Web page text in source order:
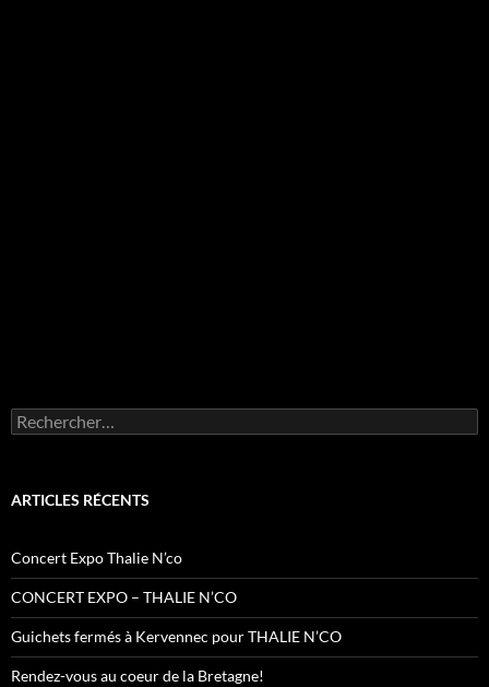
Rechercher :
ARTICLES RÉCENTS
Concert Expo Thalie N’co
CONCERT EXPO – THALIE N’CO
Guichets fermés à Kervennec pour THALIE N’CO
Rendez-vous au coeur de la Bretagne!